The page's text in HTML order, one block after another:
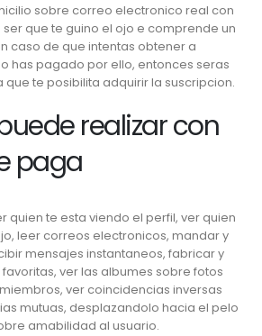
sobre correo electronico real con
que te guino el ojo e comprende un
caso de que intentas obtener a
has pagado por ello, entonces seras
te posibilita adquirir la suscripcion.
realizar con
paga
quien te esta viendo el perfil, ver quien
leer correos electronicos, mandar y
mensajes instantaneos, fabricar y
ver las albumes sobre fotos
ver coincidencias inversas
mutuas, desplazandolo hacia el pelo
amabilidad al usuario.